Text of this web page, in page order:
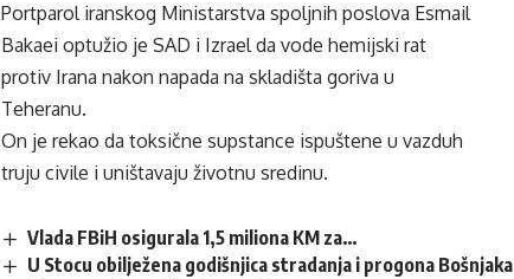
Portparol iranskog Ministarstva spoljnih poslova Esmail
Bakaei optužio je SAD i Izrael da vode hemijski rat
protiv Irana nakon napada na skladišta goriva u
Teheranu.
On je rekao da toksične supstance ispuštene u vazduh
truju civile i uništavaju životnu sredinu.
Vlada FBiH osigurala 1,5 miliona KM za…
U Stocu obilježena godišnjica stradanja i progona Bošnjaka